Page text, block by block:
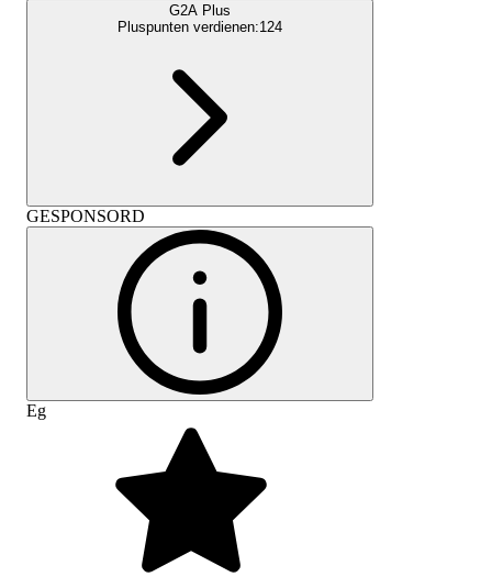
G2A Plus
Pluspunten verdienen:124
GESPONSORD
Eg